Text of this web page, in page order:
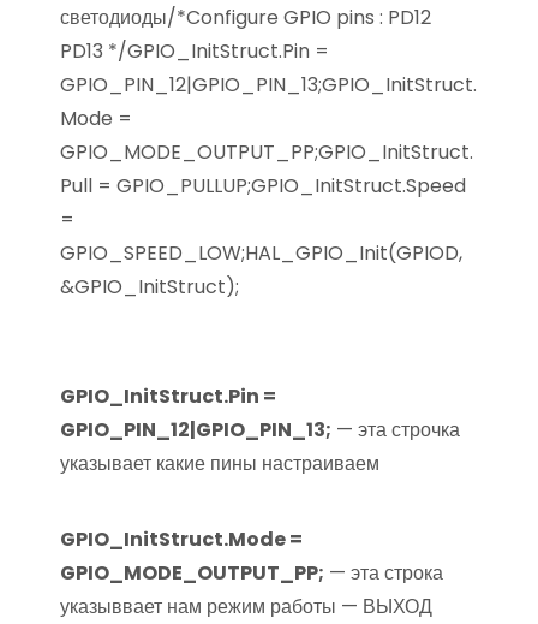
светодиоды/*Configure GPIO pins : PD12
PD13 */GPIO_InitStruct.Pin =
GPIO_PIN_12|GPIO_PIN_13;GPIO_InitStruct.
Mode =
GPIO_MODE_OUTPUT_PP;GPIO_InitStruct.
Pull = GPIO_PULLUP;GPIO_InitStruct.Speed
=
GPIO_SPEED_LOW;HAL_GPIO_Init(GPIOD,
&GPIO_InitStruct);
GPIO_InitStruct.Pin =
GPIO_PIN_12|GPIO_PIN_13; — эта строчка
указывает какие пины настраиваем
GPIO_InitStruct.Mode =
GPIO_MODE_OUTPUT_PP; — эта строка
указыввает нам режим работы — ВЫХОД